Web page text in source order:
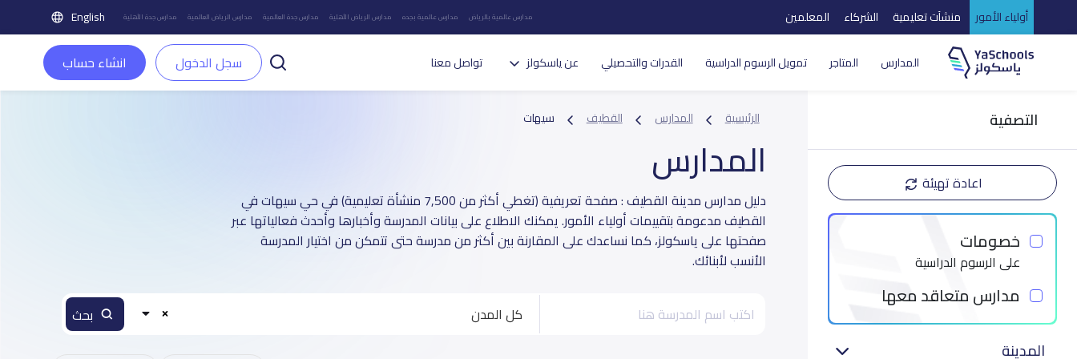
أولياء الأمور منشآت تعليمية الشركاء المعلمين مدارس عالمية بالرياض مدارس عالمية بجده مدارس الرياض الأهلية مدارس جدة العالمية مدارس الرياض العالمية مدارس جدة الأهلية English
المدارس المتاجر تمويل الرسوم الدراسية القدرات والتحصيلي عن ياسكولز تواصل معنا سجل الدخول انشاء حساب
التصفية
اعادة تهيئة
خصومات
على الرسوم الدراسية
مدارس متعاقد معها
المدينة
الرئيسية المدارس القطيف سيهات
المدارس
دليل مدارس مدينة القطيف : صفحة تعريفية (تغطي أكثر من 7,500 منشأة تعليمية) في حي سيهات في
القطيف مدعومة بتقييمات أولياء الأمور. يمكنك الاطلاع على بيانات المدرسة وأخبارها وأحدث فعالياتها عبر
صفحتها على ياسكولز، كما نساعدك على المقارنة بين أكثر من مدرسة حتى تتمكن من اختيار المدرسة
الأنسب لأبنائك.
كل المدن